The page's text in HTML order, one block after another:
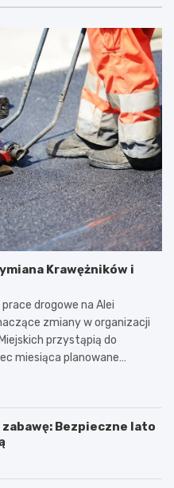
Krawężników i
drogowe na Alei
zmiany w organizacji
przystąpią do
miesiąca planowane…
Bezpieczne lato